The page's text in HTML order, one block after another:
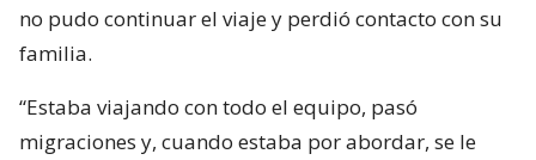
no pudo continuar el viaje y perdió contacto con su
familia.
“Estaba viajando con todo el equipo, pasó
migraciones y, cuando estaba por abordar, se le